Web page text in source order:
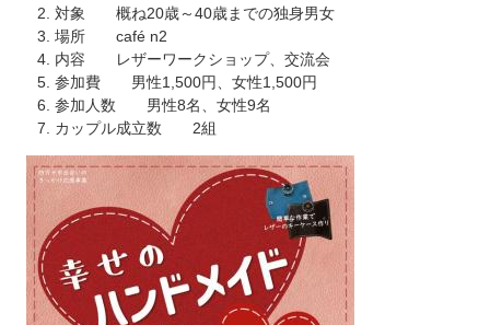
対象 概ね20歳～40歳までの独身男女
場所 café n2
内容 レザーワークショップ、交流会
参加費 男性1,500円、女性1,500円
参加人数 男性8名、女性9名
カップル成立数 2組